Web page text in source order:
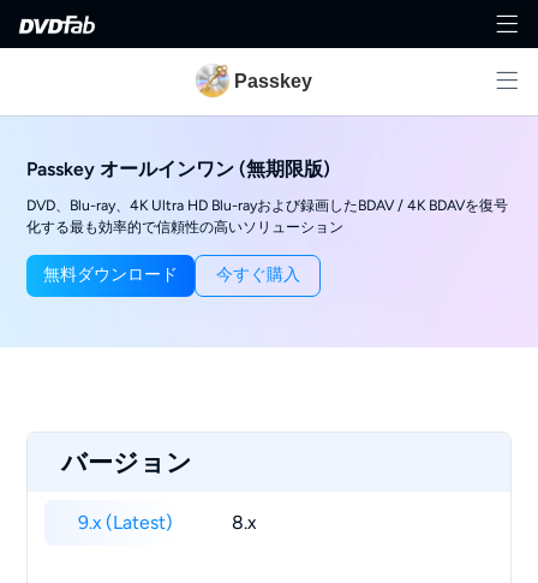
Passkey
Passkey オールインワン (無期限版)
DVD、Blu-ray、4K Ultra HD Blu-rayおよび録画したBDAV / 4K BDAVを復号
化する最も効率的で信頼性の高いソリューション
無料ダウンロード 今すぐ購入
バージョン
9.x (Latest) 8.x